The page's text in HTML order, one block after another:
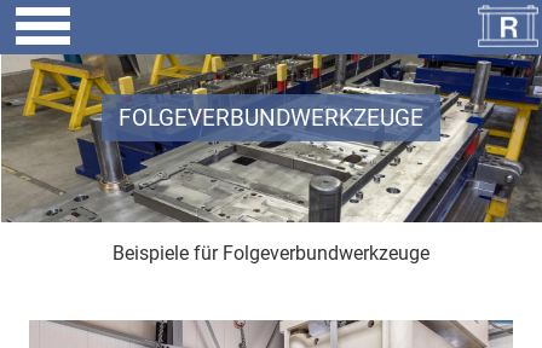
FOLGEVERBUNDWERKZEUGE
Beispiele für Folgeverbundwerkzeuge